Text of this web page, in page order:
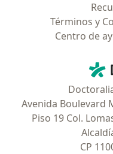
Términos y
Centro de
Avenida Boulevard
Piso 19 Col.
CP